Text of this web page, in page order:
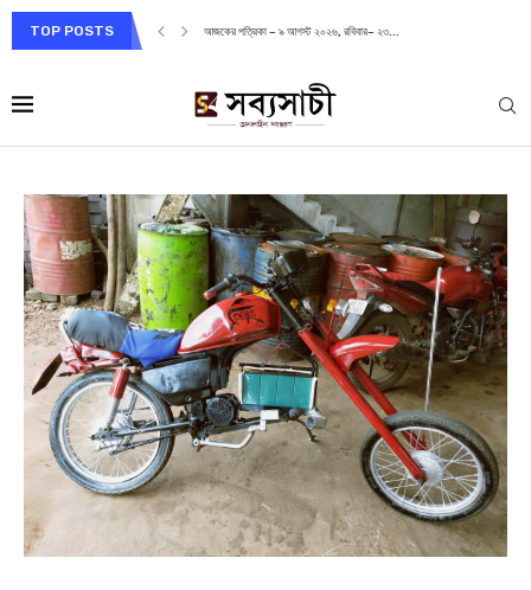
TOP POSTS আজকের পত্রিকা – ৯ আগস্ট ২০২৬, রবিবার– ২৩...